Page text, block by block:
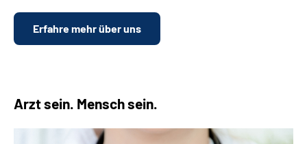
Erfahre mehr über uns
Arzt sein. Mensch sein.